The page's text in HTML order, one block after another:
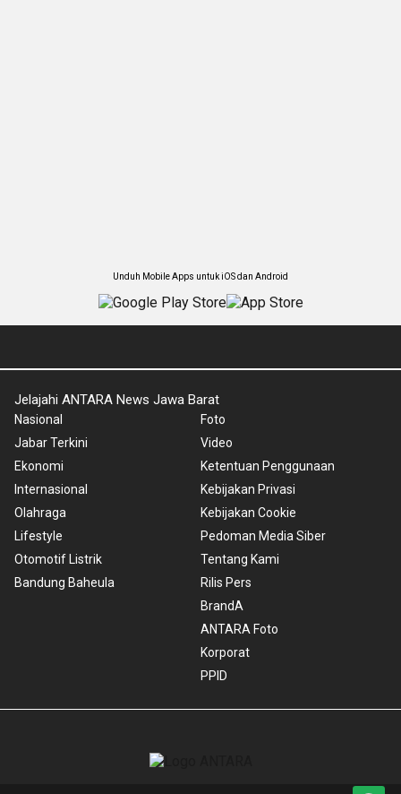
Unduh Mobile Apps untuk iOS dan Android
Jelajahi ANTARA News Jawa Barat
Nasional
Jabar Terkini
Ekonomi
Internasional
Olahraga
Lifestyle
Otomotif Listrik
Bandung Baheula
Foto
Video
Ketentuan Penggunaan
Kebijakan Privasi
Kebijakan Cookie
Pedoman Media Siber
Tentang Kami
Rilis Pers
BrandA
ANTARA Foto
Korporat
PPID